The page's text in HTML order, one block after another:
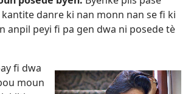
danre ki nan monn nan se fi ki
anpil peyi fi pa gen dwa ni posede tè
fi dwa
moun